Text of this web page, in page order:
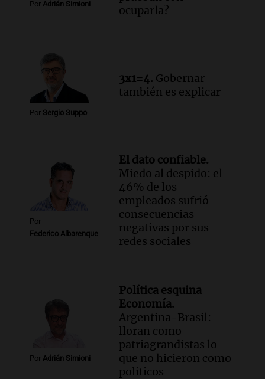
Luis Juez cuestionó la polémica
Informados al regreso
Episodios
Por Adrián Simioni
ocuparla?
Por Sergio Suppo
3x1=4. Gobernar
también es explicar
Por
Federico Albarenque
El dato confiable.
Miedo al despido: el
46% de los
empleados sufrió
consecuencias
negativas por sus
redes sociales
Por Adrián Simioni
Política esquina
Economía.
Argentina-Brasil:
lloran como
patriagrandistas lo
que no hicieron como
politicos